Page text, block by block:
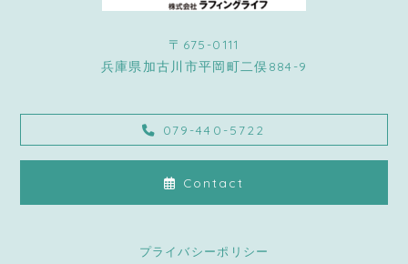
〒675-0111
兵庫県加古川市平岡町二俣884-9
079-440-5722
Contact
プライバシーポリシー